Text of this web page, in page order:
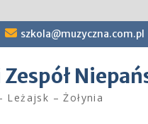
szkola@muzyczna.com.pl
Leżajsk – Żołynia